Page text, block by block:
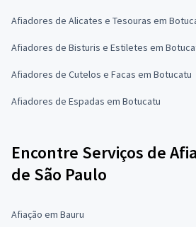
Afiadores de Alicates e Tesouras em
Afiadores de Bisturis e Estiletes em
Afiadores de Cutelos e Facas em Botucatu
Afiadores de Espadas em Botucatu
Encontre Serviços de
de São Paulo
Afiação em Bauru